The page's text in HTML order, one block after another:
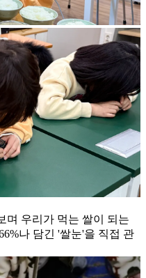
며 우리가 먹는 쌀이 되는
나 담긴 '쌀눈'을 직접 관